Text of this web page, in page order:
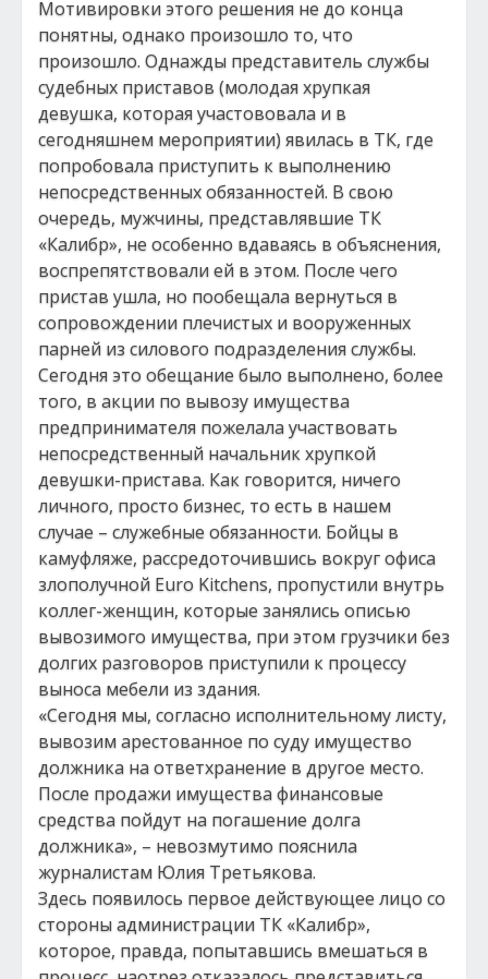
Мотивировки этого решения не до конца
понятны, однако произошло то, что
произошло. Однажды представитель службы
судебных приставов (молодая хрупкая
девушка, которая участововала и в
сегодняшнем мероприятии) явилась в ТК, где
попробовала приступить к выполнению
непосредственных обязанностей. В свою
очередь, мужчины, представлявшие ТК
«Калибр», не особенно вдаваясь в объяснения,
воспрепятствовали ей в этом. После чего
пристав ушла, но пообещала вернуться в
сопровождении плечистых и вооруженных
парней из силового подразделения службы.
Сегодня это обещание было выполнено, более
того, в акции по вывозу имущества
предпринимателя пожелала участвовать
непосредственный начальник хрупкой
девушки-пристава. Как говорится, ничего
личного, просто бизнес, то есть в нашем
случае – служебные обязанности. Бойцы в
камуфляже, рассредоточившись вокруг офиса
злополучной Euro Kitchens, пропустили внутрь
коллег-женщин, которые занялись описью
вывозимого имущества, при этом грузчики без
долгих разговоров приступили к процессу
выноса мебели из здания.
«Сегодня мы, согласно исполнительному листу,
вывозим арестованное по суду имущество
должника на ответхранение в другое место.
После продажи имущества финансовые
средства пойдут на погашение долга
должника», – невозмутимо пояснила
журналистам Юлия Третьякова.
Здесь появилось первое действующее лицо со
стороны администрации ТК «Калибр»,
которое, правда, попытавшись вмешаться в